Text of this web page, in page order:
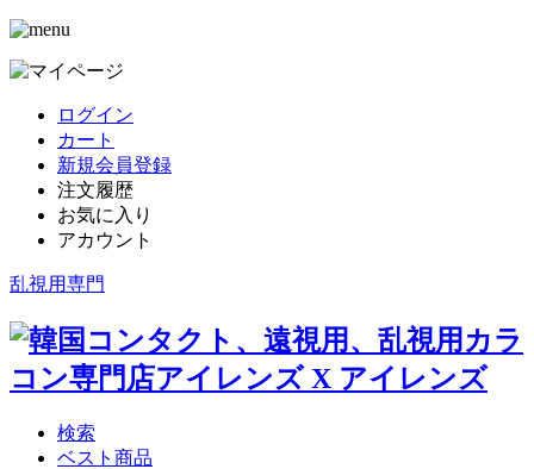
ログイン
カート
新規会員登録
注文履歴
お気に入り
アカウント
乱視用専門
検索
ベスト商品